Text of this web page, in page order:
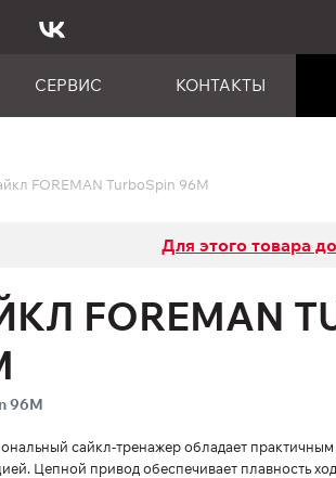
СЕРВИС КОНТАКТЫ
FOREMAN TurboSpin 96M
Для этого товара
FOREMAN
96M
сайкл-тренажер обладает
Цепной привод обеспечивает плавность